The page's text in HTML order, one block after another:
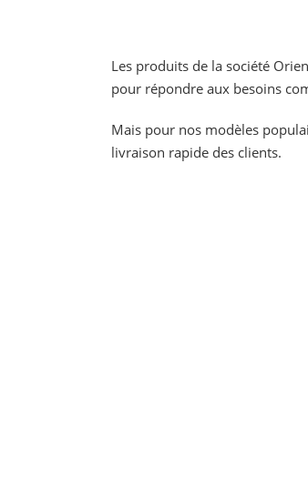
Les produits de la société
pour répondre aux besoins
Mais pour nos modèles
livraison rapide des clients.